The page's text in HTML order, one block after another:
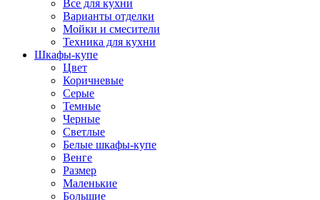
Все для кухни
Варианты отделки
Мойки и смесители
Техника для кухни
Шкафы-купе
Цвет
Коричневые
Серые
Темные
Черные
Светлые
Белые шкафы-купе
Венге
Размер
Маленькие
Большие